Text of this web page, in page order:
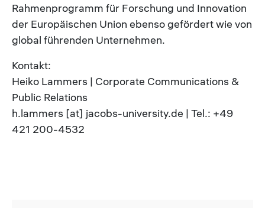
Rahmenprogramm für Forschung und Innovation
der Europäischen Union ebenso gefördert wie von
global führenden Unternehmen.
Kontakt:
Heiko Lammers | Corporate Communications &
Public Relations
h.lammers [at] jacobs-university.de | Tel.: +49
421 200-4532